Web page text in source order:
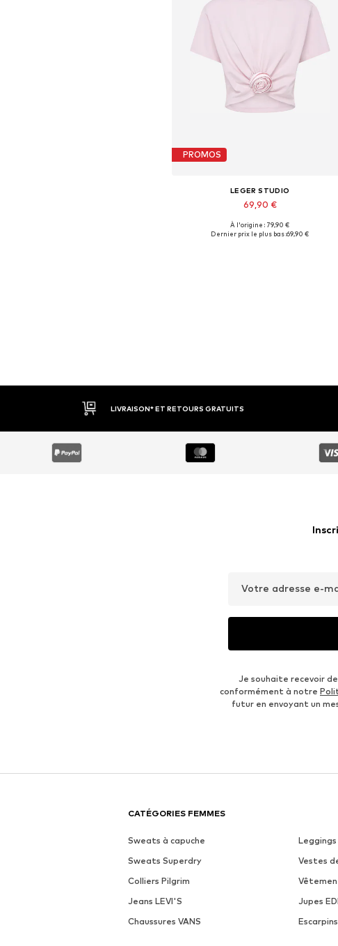
PROMOS
LEGER STUDIO
69,90 €
Tailles disponibles: M, XL
À l'origine : 79,90 €
Dernier prix le plus bas :69,90 €
LIVRAISON* ET RETOURS GRATUITS
Votre adresse e-
Je souhaite recevoir
conformément à notre
futur en envoyant un
CATÉGORIES FEMMES
Sweats à capuche Leggings
Sweats Superdry
Vestes
Colliers Pilgrim
Jeans LEVI'S
Jupes
Chaussures VANS